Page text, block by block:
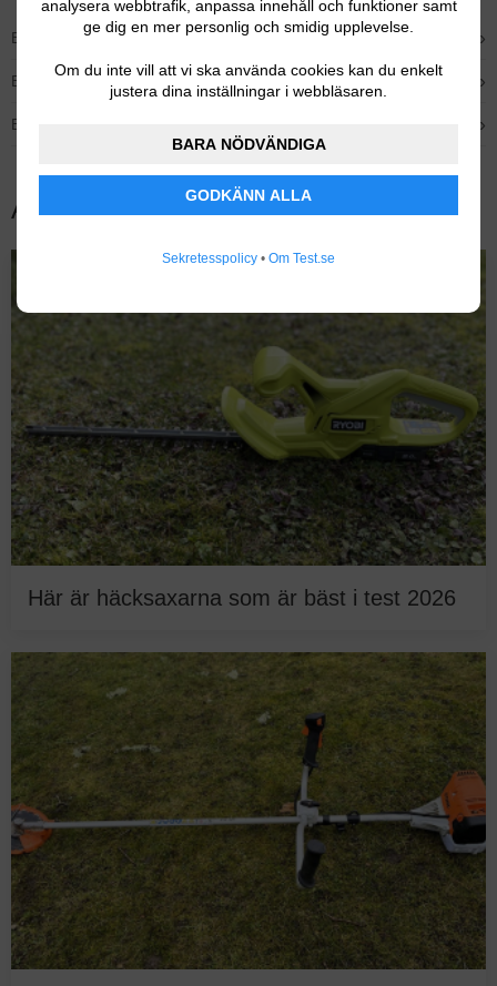
analysera webbtrafik, anpassa innehåll och funktioner samt
ge dig en mer personlig och smidig upplevelse.
Om du inte vill att vi ska använda cookies kan du enkelt
justera dina inställningar i webbläsaren.
BARA NÖDVÄNDIGA
GODKÄNN ALLA
Sekretesspolicy • Om Test.se
Bästa hopfällbara – Stihl GHE 140 ›
Bästa budget – Einhell Kompostkvarn GH-KS 2440 ›
Bästa premium – Bosch AXT 25 TC ›
Andra populära tester
Här är häcksaxarna som är bäst i test 2026